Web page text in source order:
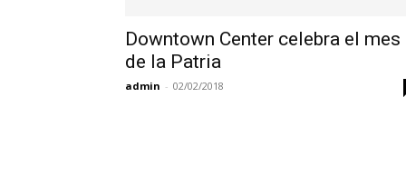
Downtown Center celebra el mes
de la Patria
admin - 02/02/2018